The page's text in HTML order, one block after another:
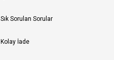
Sık Sorulan Sorular
Kolay İade